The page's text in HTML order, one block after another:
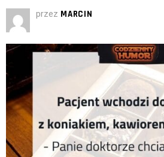
przez MARCIN